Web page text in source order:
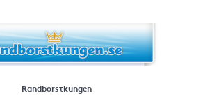
Randborstkungen